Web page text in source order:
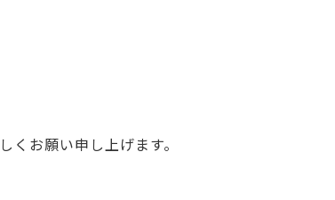
お願い申し上げます。